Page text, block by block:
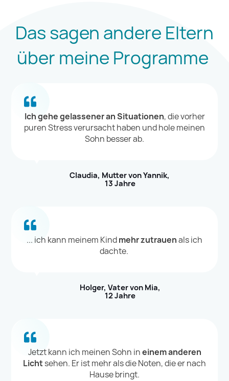
Das sagen andere Eltern
über meine Programme
Ich gehe gelassener an Situationen, die vorher
puren Stress verursacht haben und hole meinen
Sohn besser ab.
Claudia, Mutter von Yannik,
13 Jahre
... ich kann meinem Kindmehr zutrauenals ich
dachte.
Holger, Vater von Mia,
12 Jahre
Jetzt kann ich meinen Sohn ineinem anderen
Lichtsehen. Er ist mehr als die Noten, die er nach
Hause bringt.